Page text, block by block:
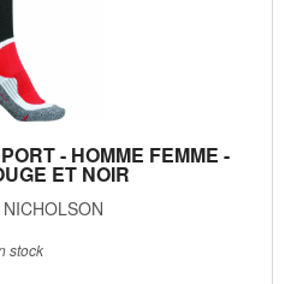
- HOMME FEMME -
ET NOIR
stock